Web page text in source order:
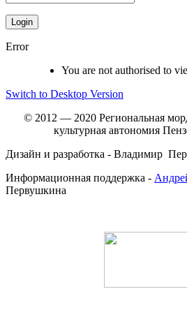
Error
You are not authorised to
Switch to Desktop Version
© 2012 — 2020 Региональная
культурная автономия
Дизайн и разработка - Владимир
Информационная поддержка -
Первушкина